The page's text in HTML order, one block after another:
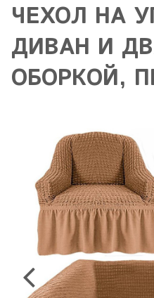
ЧЕХОЛ НА
ДИВАН И
ОБОРКОЙ,